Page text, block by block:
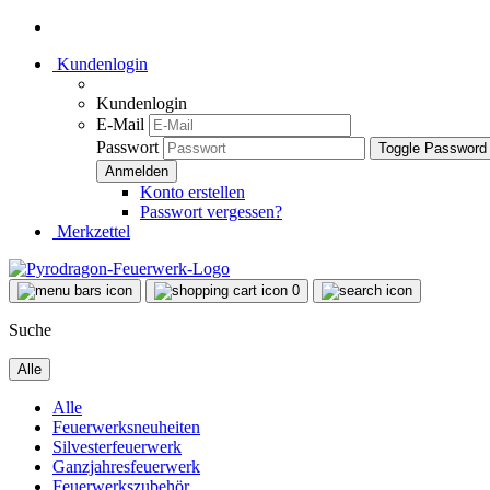
Kundenlogin
Kundenlogin
E-Mail
Passwort
Toggle
Konto erstellen
Passwort vergessen?
Merkzettel
0
Suche
Alle
Alle
Feuerwerksneuheiten
Silvesterfeuerwerk
Ganzjahresfeuerwerk
Feuerwerkszubehör